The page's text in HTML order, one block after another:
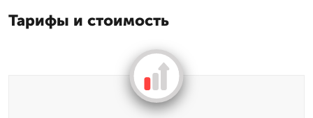
Тарифы и стоимость